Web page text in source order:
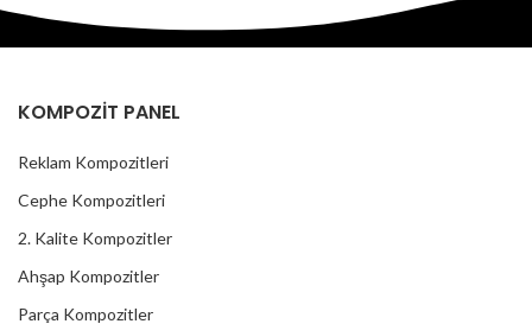
KOMPOZİT PANEL
Reklam Kompozitleri
Cephe Kompozitleri
2. Kalite Kompozitler
Ahşap Kompozitler
Parça Kompozitler